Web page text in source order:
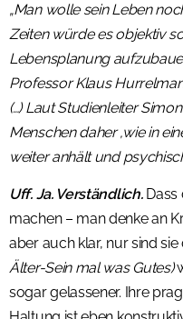
„Man wolle sein Leben
Zeiten würde es objektiv
Lebensplanung
Professor Klaus
(…) Laut Studienleiter
Menschen daher ,wie in
weiter anhält und
Uff. Ja. Verständlich.Dass
machen – man denke an
aber auch klar, nur sind
Älter-Sein mal was Gutes)
sogar gelassener. Ihre